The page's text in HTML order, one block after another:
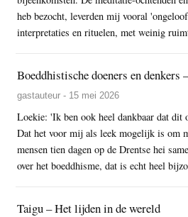
heb bezocht, leverden mij vooral
interpretaties en rituelen, met weinig
Boeddhistische doeners en denkers
gastauteur - 15 mei 2026
Loekie: 'Ik ben ook heel dankbaar dat dit
Dat het voor mij als leek mogelijk is om
mensen tien dagen op de Drentse hei
over het boeddhisme, dat is echt heel
Taigu – Het lijden in de wereld